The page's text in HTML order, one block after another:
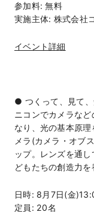
参加料: 無料
実施主体: 株式会社
イベント詳細
● つくって、見て、
ニコンでカメラな
なり、光の基本原
メラ(カメラ・オブ
ップ。レンズを通
どもたちの創造力を
日時: 8月7日(金
定員: 20名